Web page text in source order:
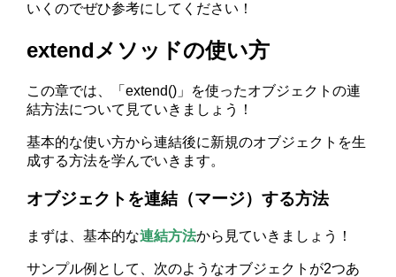
いくのでぜひ参考にしてください！
extendメソッドの使い方
この章では、「extend()」を使ったオブジェクトの連
結方法について見ていきましょう！
基本的な使い方から連結後に新規のオブジェクトを生
成する方法を学んでいきます。
オブジェクトを連結（マージ）する方法
まずは、基本的な連結方法から見ていきましょう！
サンプル例として、次のようなオブジェクトが2つあ